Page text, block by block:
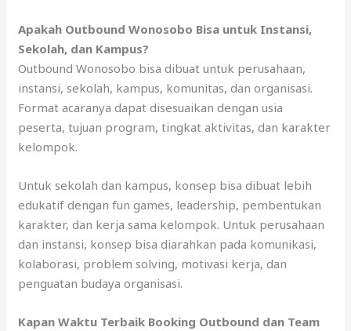
Apakah Outbound Wonosobo Bisa untuk Instansi,
Sekolah, dan Kampus?
Outbound Wonosobo bisa dibuat untuk perusahaan,
instansi, sekolah, kampus, komunitas, dan organisasi.
Format acaranya dapat disesuaikan dengan usia
peserta, tujuan program, tingkat aktivitas, dan karakter
kelompok.
Untuk sekolah dan kampus, konsep bisa dibuat lebih
edukatif dengan fun games, leadership, pembentukan
karakter, dan kerja sama kelompok. Untuk perusahaan
dan instansi, konsep bisa diarahkan pada komunikasi,
kolaborasi, problem solving, motivasi kerja, dan
penguatan budaya organisasi.
Kapan Waktu Terbaik Booking Outbound dan Team